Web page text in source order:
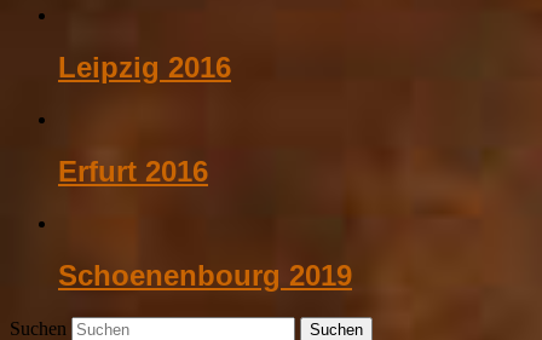
Leipzig 2016
Erfurt 2016
Schoenenbourg 2019
Suchen